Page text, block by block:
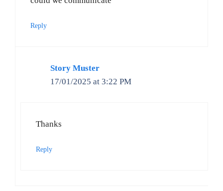
Reply
Story Muster
17/01/2025 at 3:22 PM
Thanks
Reply